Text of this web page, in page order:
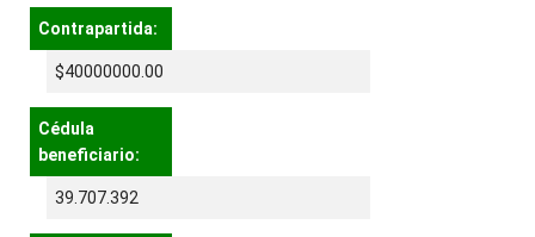
Contrapartida:
$40000000.00
Cédula
beneficiario:
39.707.392